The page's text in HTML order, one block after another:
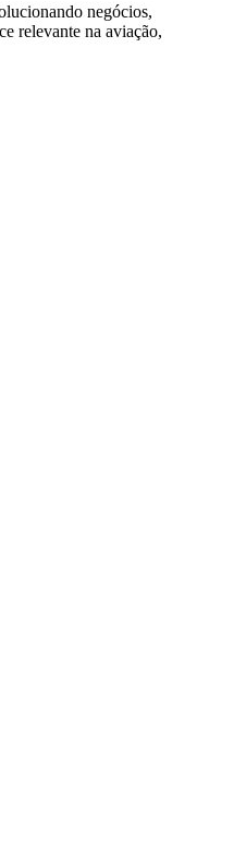
negócios,
relevante na aviação,